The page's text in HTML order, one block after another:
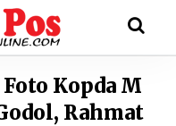
Kopda M
Rahmat